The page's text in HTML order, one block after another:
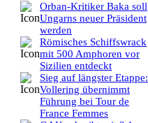
Orban-Kritiker Baka soll
Ungarns neuer Präsident
werden
Römisches Schiffswrack
mit 500 Amphoren vor
Sizilien entdeckt
Sieg auf längster Etappe:
Vollering übernimmt
Führung bei Tour de
France Femmes